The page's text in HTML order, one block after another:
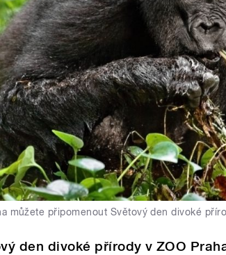
můžete připomenout Světový den divoké
den divoké přírody v ZOO